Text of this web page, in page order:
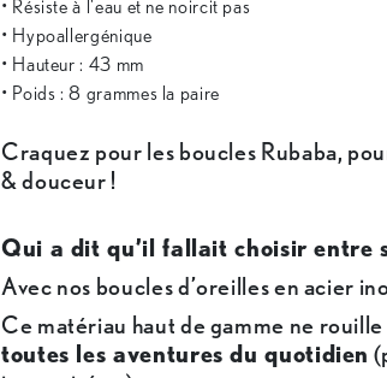
• Résiste à l'eau et ne noircit pas
• Hypoallergénique
• Hauteur : 43 mm
• Poids : 8 grammes la paire
Craquez pour les boucles Rubaba,
& douceur !
Qui a dit qu’il fallait choisir entre
Avec nos boucles d’oreilles en acier
Ce matériau haut de gamme ne
toutes les aventures du quotidien